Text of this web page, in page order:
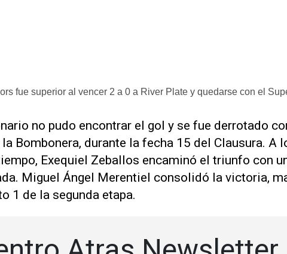
fue superior al vencer 2 a 0 a River Plate y quedarse con el
no pudo encontrar el gol y se fue derrotado
Bombonera, durante la fecha 15 del Clausura. A
Exequiel Zeballos encaminó el triunfo con
Miguel Ángel Merentiel consolidó la victoria,
1 de la segunda etapa.